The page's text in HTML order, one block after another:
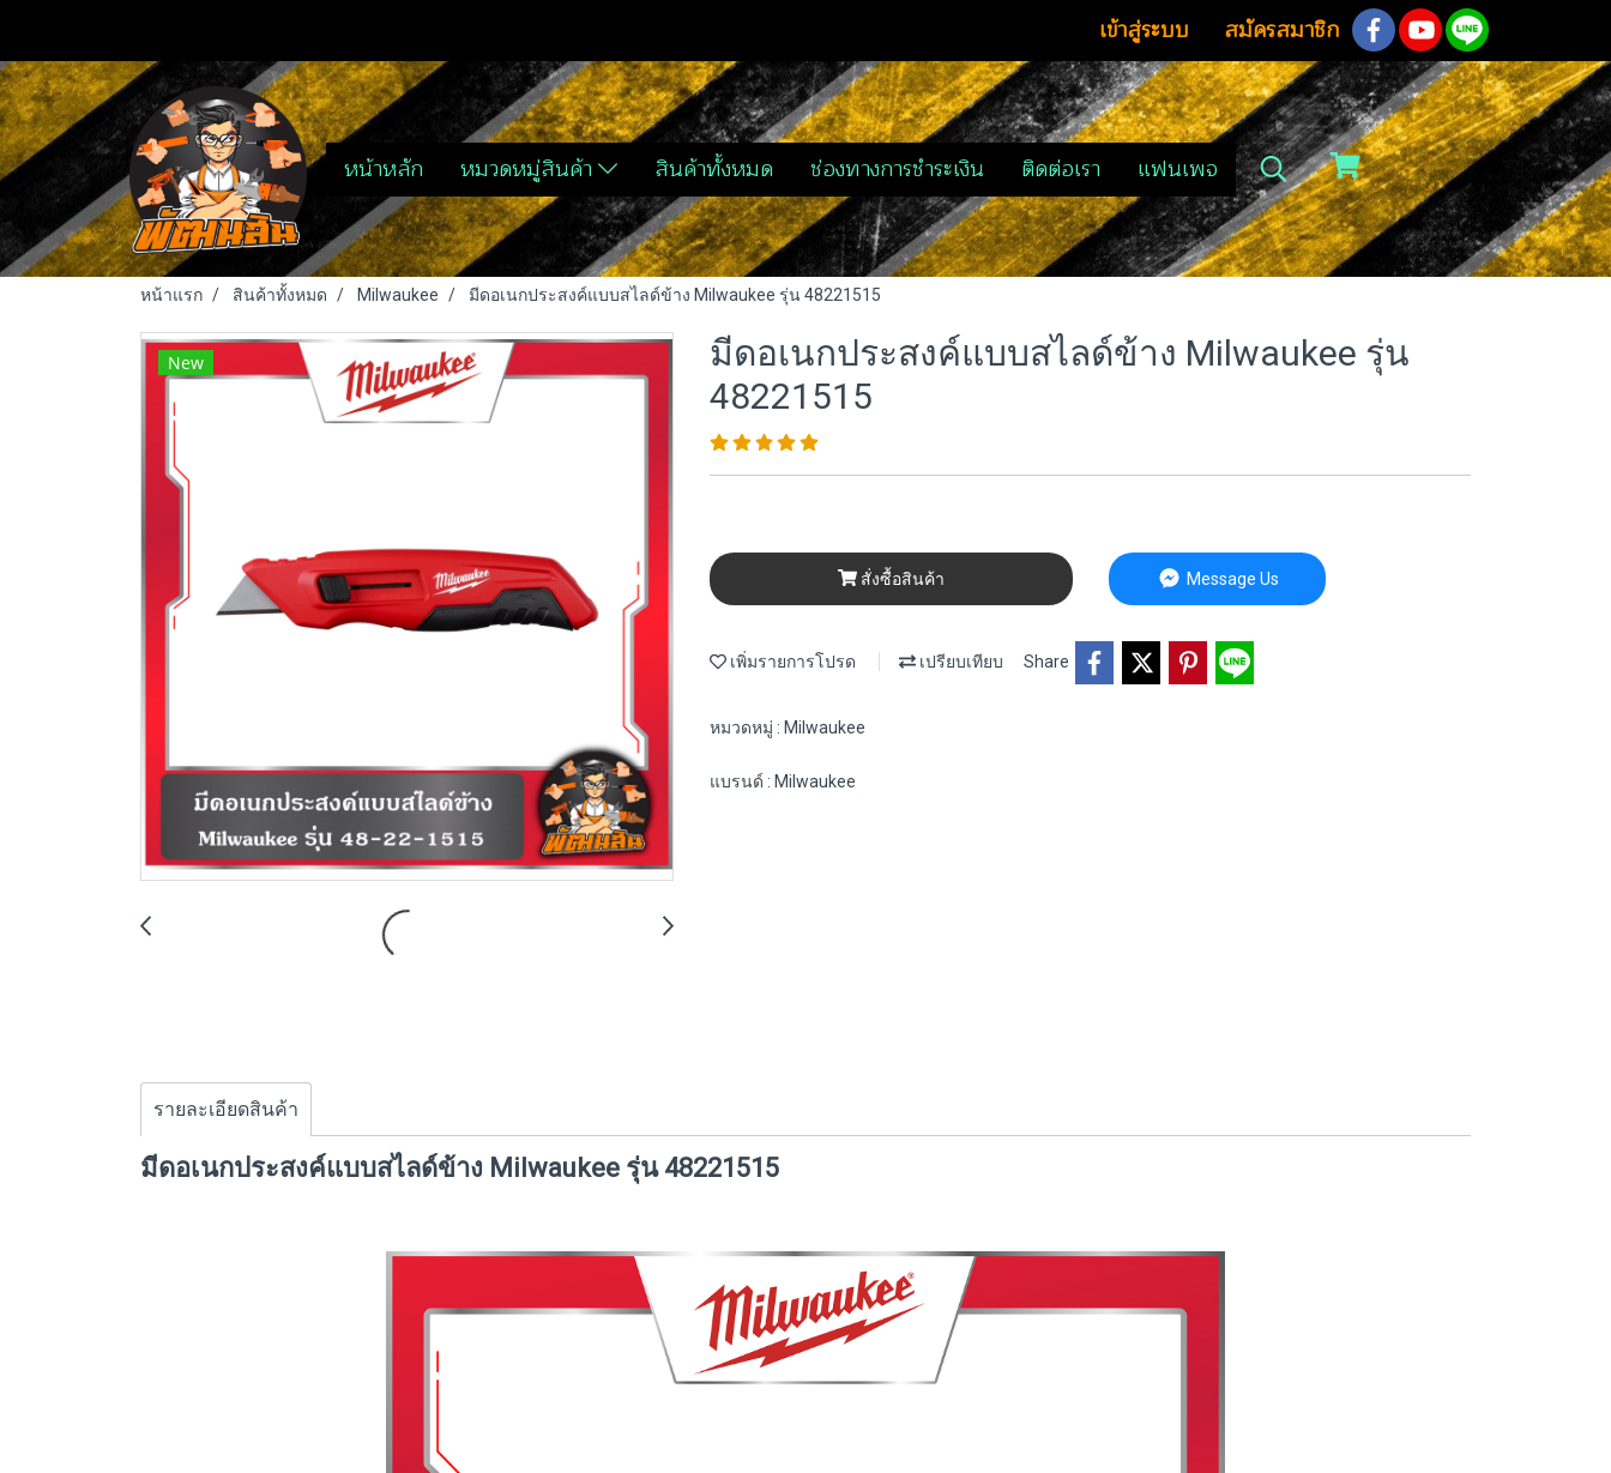
เข้าสู่ระบบ สมัครสมาชิก
หน้าหลัก หมวดหมู่สินค้า สินค้าทั้งหมด ช่องทางการชำระเงิน ติดต่อเรา แฟนเพจ
หน้าแรก สินค้าทั้งหมด Milwaukee มีดอเนกประสงค์แบบสไลด์ข้าง Milwaukee รุ่น 48221515
New
มีดอเนกประสงค์แบบสไลด์ข้าง Milwaukee รุ่น
48221515
สั่งซื้อสินค้า Message Us
เพิ่มรายการโปรด เปรียบเทียบ Share
หมวดหมู่ : Milwaukee
แบรนด์ : Milwaukee
รายละเอียดสินค้า
มีดอเนกประสงค์แบบสไลด์ข้าง Milwaukee รุ่น 48221515